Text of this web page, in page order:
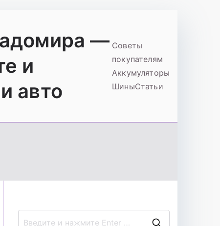
—
и
авто
Советы
покупателям
Аккумуляторы
ШиныСтатьи